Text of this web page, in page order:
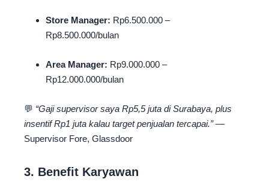
Store Manager: Rp6.500.000 –
Rp8.500.000/bulan
Area Manager: Rp9.000.000 –
Rp12.000.000/bulan
💬 “Gaji supervisor saya Rp5,5 juta di Surabaya, plus
insentif Rp1 juta kalau target penjualan tercapai.”—
Supervisor Fore, Glassdoor
3. Benefit Karyawan